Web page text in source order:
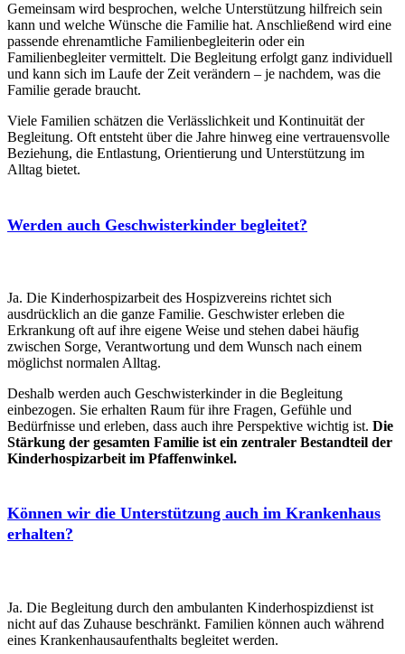
Gemeinsam wird besprochen, welche Unterstützung hilfreich sein
kann und welche Wünsche die Familie hat. Anschließend wird eine
passende ehrenamtliche Familienbegleiterin oder ein
Familienbegleiter vermittelt. Die Begleitung erfolgt ganz individuell
und kann sich im Laufe der Zeit verändern – je nachdem, was die
Familie gerade braucht.
Viele Familien schätzen die Verlässlichkeit und Kontinuität der
Begleitung. Oft entsteht über die Jahre hinweg eine vertrauensvolle
Beziehung, die Entlastung, Orientierung und Unterstützung im
Alltag bietet.
Werden auch Geschwisterkinder begleitet?
Ja. Die Kinderhospizarbeit des Hospizvereins richtet sich
ausdrücklich an die ganze Familie. Geschwister erleben die
Erkrankung oft auf ihre eigene Weise und stehen dabei häufig
zwischen Sorge, Verantwortung und dem Wunsch nach einem
möglichst normalen Alltag.
Deshalb werden auch Geschwisterkinder in die Begleitung
einbezogen. Sie erhalten Raum für ihre Fragen, Gefühle und
Bedürfnisse und erleben, dass auch ihre Perspektive wichtig ist. Die
Stärkung der gesamten Familie ist ein zentraler Bestandteil der
Kinderhospizarbeit im Pfaffenwinkel.
Können wir die Unterstützung auch im Krankenhaus
erhalten?
Ja. Die Begleitung durch den ambulanten Kinderhospizdienst ist
nicht auf das Zuhause beschränkt. Familien können auch während
eines Krankenhausaufenthalts begleitet werden.